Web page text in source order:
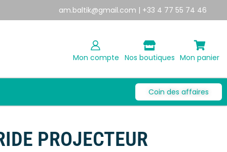
am.baltik@gmail.com | +33 4 77 55 74 46
Mon compte Nos boutiques Mon panier
Coin des affaires
PROJECTEUR